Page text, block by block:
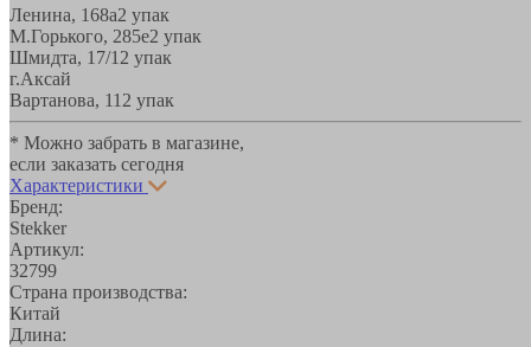
Ленина, 168а2 упак
М.Горького, 285е2 упак
Шмидта, 17/1 2 упак
г.Аксай
Вартанова, 11 2 упак
* Можно забрать в магазине,
если заказать сегодня
Характеристики
Бренд:
Stekker
Артикул:
32799
Страна производства:
Китай
Длина: